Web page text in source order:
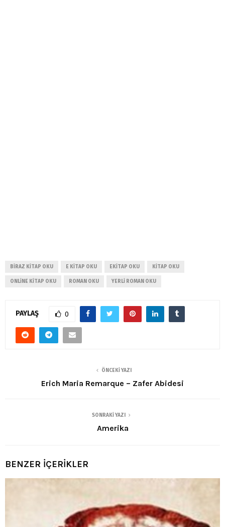
BIRAZ KITAP OKU E KITAP OKU EKITAP OKU KITAP OKU
ONLINE KITAP OKU ROMAN OKU YERLI ROMAN OKU
PAYLAŞ 0
ÖNCEKI YAZI
Erich Maria Remarque – Zafer Abidesi
SONRAKI YAZI
Amerika
BENZER İÇERİKLER